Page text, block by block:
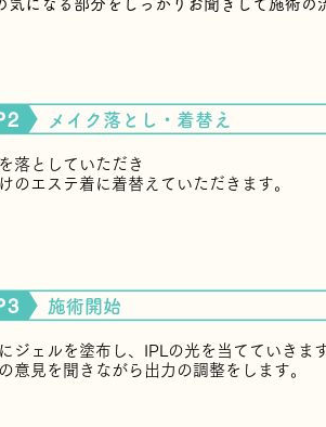
気になる部分をしっかりお聞きして​施術
​メイク落とし・着替え
落としていただき
のエステ着に着替えていただきます。
​施術開始
ジェルを塗布し、IPLの光を当てていきま
意見を聞きながら出力の調整をします。